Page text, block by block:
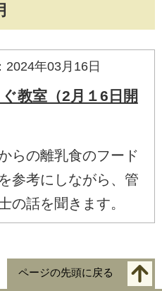
2024年03月16日
教室（2月１6日開
らの離乳食のフード
参考にしながら、管
の話を聞きます。
ページの先頭に戻る